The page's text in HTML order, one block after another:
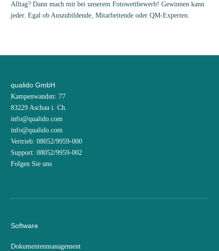
Alltag? Dann mach mit bei unserem Fotowettbewerb! Gewinnen kann
jeder. Egal ob Auszubildende, Mitarbeitende oder QM-Experten.
qualido GmbH
Kampenwandstr. 77
83229 Aschau i. Ch.
info@qualido.com
info@qualido.com
Vertrieb: 08052/9959-000
Support: 08052/9959-002
Folgen Sie uns
Software
Dokumentenmanagement